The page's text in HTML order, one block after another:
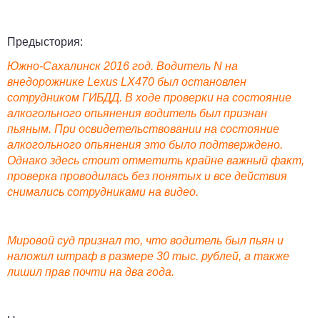
Предыстория:
Южно-Сахалинск 2016 год. Водитель N на
внедорожнике Lexus LX470 был остановлен
сотрудником ГИБДД. В ходе проверки на состояние
алкогольного опьянения водитель был признан
пьяным. При освидетельствовании на состояние
алкогольного опьянения это было подтверждено.
Однако здесь стоит отметить крайне важный факт,
проверка проводилась без понятых и все действия
снимались сотрудниками на видео.
Мировой суд признал то, что водитель был пьян и
наложил штраф в размере 30 тыс. рублей, а также
лишил прав почти на два года.